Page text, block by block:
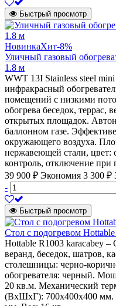
Быстрый просмотр
НовинкаХит-8%
Уличный газовый
1.8 м
WWT 13I Stainless steel
инфракрасный
помещений с низкими
обогрева беседок, террас,
открытых площадок.
баллонном газе.
окружающего воздуха.
нержавеющей стали, цвет:
контроль, отключение при
39 900 ₽ Экономия 3 300 ₽
-
Быстрый просмотр
Стол с подогревом
Hottable R1003 karacabey –
веранд, беседок, шатров,
столешницы: черно-
обогревателя: черный.
20 кв.м. Механический
(ВxШхГ): 700x400х400 мм.